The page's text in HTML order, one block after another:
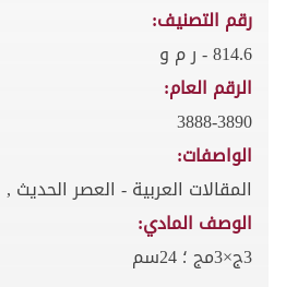
رقم التصنيف:
814.6 - ر م و
الرقم العام:
3888-3890
الواصفات:
المقالات العربية - العصر الحديث ,
الوصف المادي:
3ج×3مج ؛ 24سم